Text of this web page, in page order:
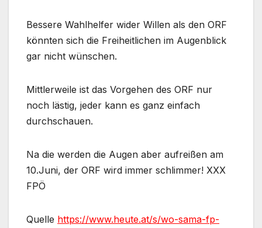
Bessere Wahlhelfer wider Willen als den ORF
könnten sich die Freiheitlichen im Augenblick
gar nicht wünschen.
Mittlerweile ist das Vorgehen des ORF nur
noch lästig, jeder kann es ganz einfach
durchschauen.
Na die werden die Augen aber aufreißen am
10.Juni, der ORF wird immer schlimmer! XXX
FPÖ
Quelle https://www.heute.at/s/wo-sama-fp-